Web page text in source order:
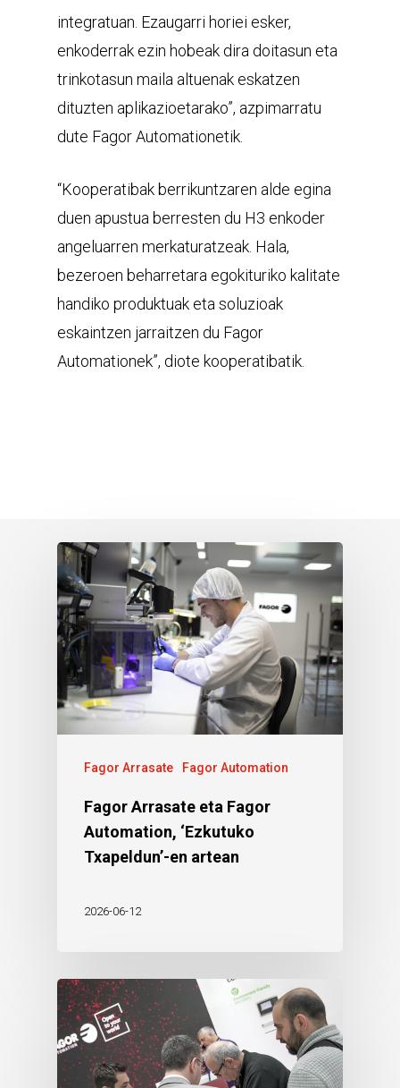
integratuan. Ezaugarri horiei esker,
enkoderrak ezin hobeak dira doitasun eta
trinkotasun maila altuenak eskatzen
dituzten aplikazioetarako”, azpimarratu
dute Fagor Automationetik.
“Kooperatibak berrikuntzaren alde egina
duen apustua berresten du H3 enkoder
angeluarren merkaturatzeak. Hala,
bezeroen beharretara egokituriko kalitate
handiko produktuak eta soluzioak
eskaintzen jarraitzen du Fagor
Automationek”, diote kooperatibatik.
Fagor Arrasate Fagor Automation
Fagor Arrasate eta Fagor
Automation, ‘Ezkutuko
Txapeldun’-en artean
2026-06-12